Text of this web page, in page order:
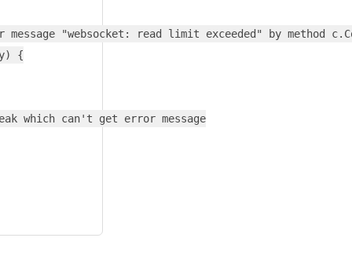
"websocket: read limit exceeded" by method
{
which can't get error message